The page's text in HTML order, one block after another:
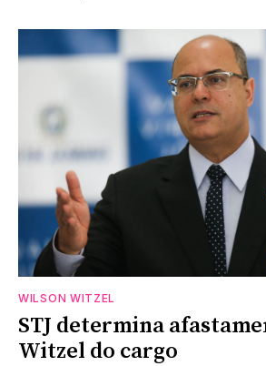
WILSON WITZEL
STJ determina
Witzel do cargo